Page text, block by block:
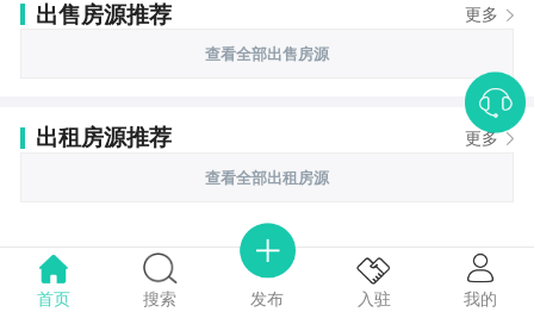
中华人民共和国继承法
中华人民共和国城市房地产管理法
出售房源推荐 更多
查看全部出售房源
出租房源推荐 更多
查看全部出租房源
首页 搜索 发布 入驻 我的